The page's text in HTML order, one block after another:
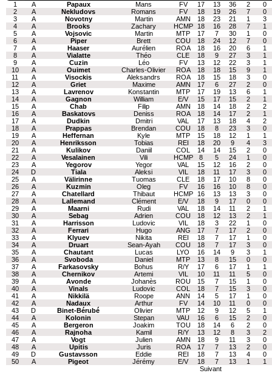
1 A Papaux Mans FV 17 13 36 2
0
2
A Nekludovs Romans FV 18 19 26 7
0
3
A Novotny Martin AMN 18 23 21 1
3
4
A Brooks Zachary HCMP 18 16 28 7
1
5
A Vojsovic Martin MTP 17 7 30 1
0
6
A Piper Brett COU 18 24 12 7
0
7
A Haaser Aurélien ROA 18 16 20 6
1
8
A Vialatte Théo CLE 18 9 27 3
1
9
A Cuzin Léo FV 13 12 22 3
1
10
A Ouimet Charles-Olivier ROA 18 18 15 9
1
11
A Visockis Aleksandrs ROA 18 15 18 3
0
12
A Griet Maxime AMN 17 6 27 2
0
13
A Lavrenov Konstantin MTP 17 19 13 6
1
14
A Gagnon William E/V 15 17 15 2
1
15
A Chab Filip AMN 18 14 18 2
2
16
A Baskatovs Deniss ROA 18 14 17 2
1
17
A Dudkin Dmitri VAL 17 13 18 4
2
18
A Prappas Brendan COU 18 8 23 3
0
19
A Heffernan Kyle MTP 15 18 12 1
1
20
A Henriksson Tobias REI 18 20 9 4
3
21
A Kulikov Daniil COL 14 14 15 2
0
22
A Vesalainen Vili HCMP 8 5 24 1
0
23
A Yegorov Yegor VAL 15 12 16 2
0
24
D Tiala Aleksi VIL 18 11 17 3
0
25
A Välirinne Tuomas CLE 18 17 10 8
0
26
A Kuzmin Oleg FV 16 16 10 8
0
27
A Chatellard Thibaut HCMP 16 13 13 3
0
28
A Lallemand Clément E/V 18 9 17 0
0
29
A Maarni Rudi VAL 18 14 11 2
1
30
A Sebag Adrien COU 18 12 13 2
1
31
A Harrisson Ludovic VIL 18 3 22 1
0
32
A Ferrari Hugo ANG 17 7 17 2
0
33
A Klyuev Nikita REI 18 7 17 1
0
34
A Druart Sean-Ayah COU 18 7 17 3
0
35
A Chautant Lucas LYO 16 14 9 3
1
36
A Svoboda Daniel MTP 13 8 15 0
0
37
A Farkasovsky Bohus R/Y 17 6 17 1
1
38
A Chernikov Artemi VIL 10 11 11 5
0
39
A Avonde Johanès ROU 15 7 15 1
0
40
A Vinals Ludovic COL 18 7 15 3
0
41
A Nikkilä Roope ANN 14 5 17 1
0
42
A Nadaux Arthur FV 14 10 11 0
0
43
D Binet-Bérubé Olivier MTP 12 9 12 5
1
44
A Kolonin Stepan VAU 16 6 15 2
0
45
A Bergeron Joakim TOU 18 14 6 2
0
46
A Rajnoha Kamil R/Y 13 12 8 3
2
47
A Vogt Julien AMN 18 9 11 3
0
48
A Upitis Juris ROA 17 7 13 2
0
49
D Gustavsson Eddie REI 18 7 13 4
0
50
A Pigeot Jérémy E/V 18 7 13 1
1
Suivant